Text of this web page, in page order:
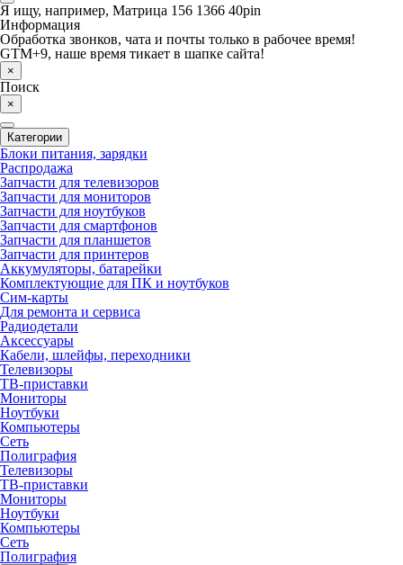
Я ищу, например, Матрица 156 1366 40pin
Информация
Обработка звонков, чата и почты только в рабочее время!
GTM+9, наше время тикает в шапке сайта!
×
Поиск
×
Категории
Блоки питания, зарядки
Распродажа
Запчасти для телевизоров
Запчасти для мониторов
Запчасти для ноутбуков
Запчасти для смартфонов
Запчасти для планшетов
Запчасти для принтеров
Аккумуляторы, батарейки
Комплектующие для ПК и ноутбуков
Сим-карты
Для ремонта и сервиса
Радиодетали
Аксессуары
Кабели, шлейфы, переходники
Телевизоры
ТВ-приставки
Мониторы
Ноутбуки
Компьютеры
Сеть
Полиграфия
Телевизоры
ТВ-приставки
Мониторы
Ноутбуки
Компьютеры
Сеть
Полиграфия